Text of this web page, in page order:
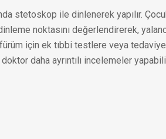
stetoskop ile dinlenerek yapılır.
noktasını değerlendirerek,
için ek tıbbi testlere veya tedaviye
daha ayrıntılı incelemeler